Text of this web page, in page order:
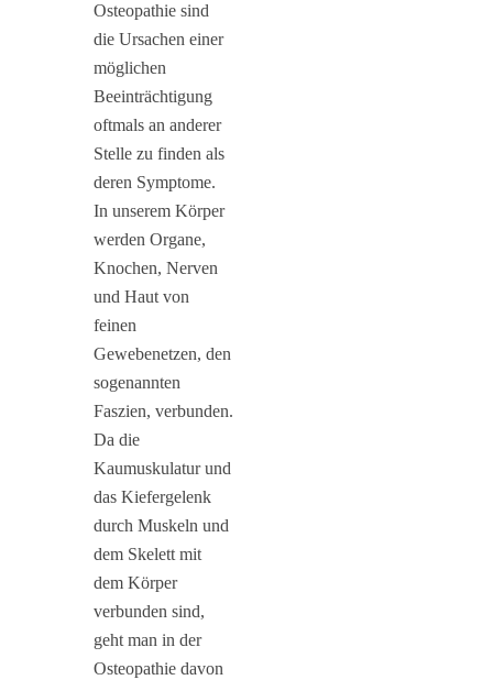
Osteopathie sind
die Ursachen einer
möglichen
Beeinträchtigung
oftmals an anderer
Stelle zu finden als
deren Symptome.
In unserem Körper
werden Organe,
Knochen, Nerven
und Haut von
feinen
Gewebenetzen, den
sogenannten
Faszien, verbunden.
Da die
Kaumuskulatur und
das Kiefergelenk
durch Muskeln und
dem Skelett mit
dem Körper
verbunden sind,
geht man in der
Osteopathie davon